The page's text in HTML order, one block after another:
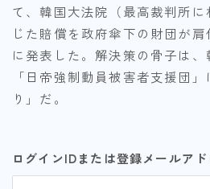
て、韓国大法院（最高裁判所
じた賠償を政府傘下の財団が
に発表した。解決策の骨子は
「日帝強制動員被害者支援団
り」だ。
ログインIDまたは登録メールアド